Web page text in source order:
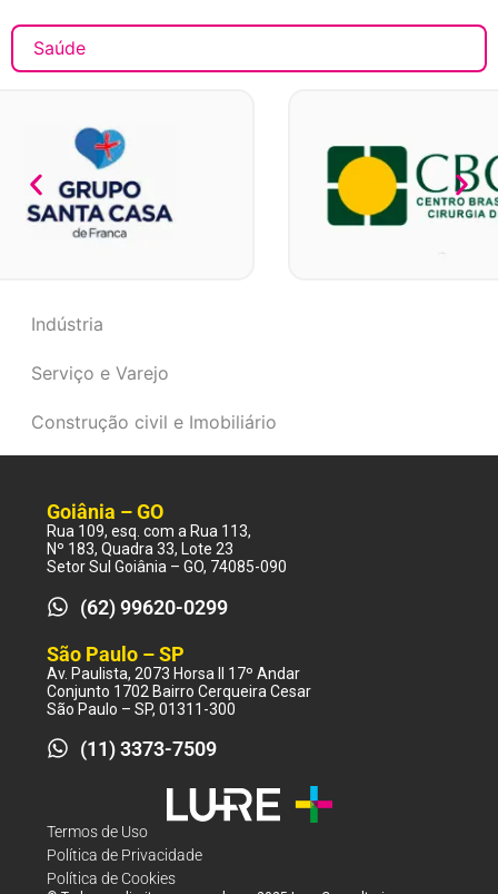
Saúde
Indústria
Serviço e Varejo
Construção civil e Imobiliário
Termos de Uso
Política de Privacidade
Política de Cookies
Goiânia – GO
Rua 109, esq. com a Rua 113,
Nº 183, Quadra 33, Lote 23
Setor Sul Goiânia – GO, 74085-090
(62) 99620-0299
São Paulo – SP
Av. Paulista, 2073 Horsa II 17º Andar
Conjunto 1702 Bairro Cerqueira Cesar
São Paulo – SP, 01311-300
(11) 3373-7509